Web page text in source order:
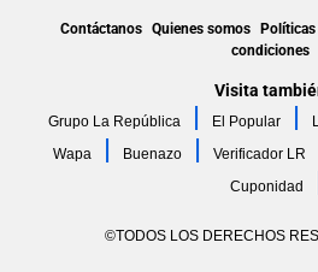
Contáctanos Quienes somos
condiciones
Visita
Grupo La República El Popular
Wapa
Buenazo Verificador LR
Cuponidad
©TODOS LOS DERECHOS